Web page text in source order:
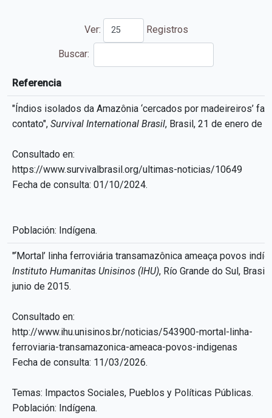
Ver: Registros
Buscar:
Referencia
Referencia
"Índios isolados da Amazônia ‘cercados por madeireiros’
contato", Survival International Brasil, Brasil, 21 de enero de
Consultado en:
https://www.survivalbrasil.org/ultimas-noticias/10649
Fecha de consulta: 01/10/2024.
Población: Indígena.
"‘Mortal’ linha ferroviária transamazônica ameaça povos
Instituto Humanitas Unisinos (IHU), Río Grande do Sul,
junio de 2015.
Consultado en:
http://www.ihu.unisinos.br/noticias/543900-mortal-linha-
ferroviaria-transamazonica-ameaca-povos-indigenas
Fecha de consulta: 11/03/2026.
Temas: Impactos Sociales, Pueblos y Políticas Públicas.
Población: Indígena.